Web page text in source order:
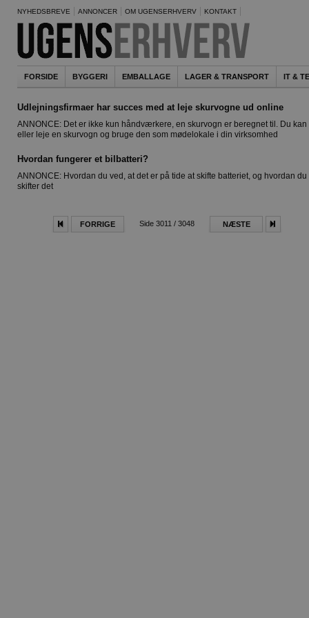
NYHEDSBREVE ANNONCER OM UGENSERHVERV KONTAKT
FORSIDE BYGGERI EMBALLAGE LAGER & TRANSPORT IT &
Udlejningsfirmaer har succes med at leje skurvogne ud online
ANNONCE: Det er ikke kun håndværkere, en skurvogn er beregnet til. Du kan
eller leje en skurvogn og bruge den som mødelokale i din virksomhed
Hvordan fungerer et bilbatteri?
ANNONCE: Hvordan du ved, at det er på tide at skifte batteriet, og hvordan du
skifter det
FORRIGE Side 3011 / 3048 NÆSTE